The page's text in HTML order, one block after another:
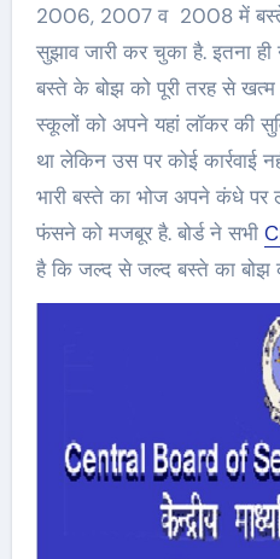
2006, 2007 व 2008 में
सुझाव जारी कर चुका है. इतना
बस्ते के बोझ को पूरी तरह से खत्म
स्कूलों को अपने यहां लॉकर की
था लेकिन उस पर कोई कार्रवाई
भारी बस्ते का भोज अपने कंधे पर
फंसने को मजबूर है. बोर्ड ने सभी
है कि जल्द से जल्द बस्ते का